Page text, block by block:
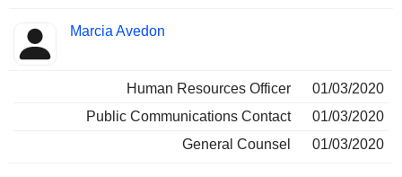
Marcia Avedon
Human Resources Officer
01/03/2020
Public Communications Contact
01/03/2020
General Counsel
01/03/2020